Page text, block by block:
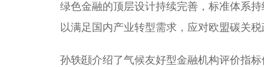
绿色金融的顶层设计持续完善，标准体系
以满足国内产业转型需求，应对欧盟碳关
孙轶颋介绍了气候友好型金融机构评价指